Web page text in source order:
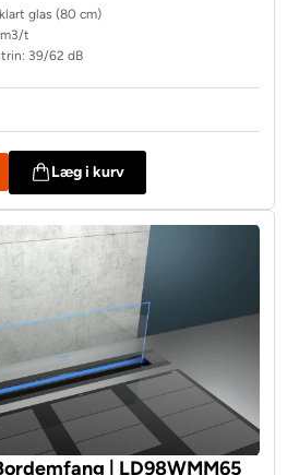
glas (80 cm)
m3/t
39/62 dB
Læg i kurv
| LD98WMM65